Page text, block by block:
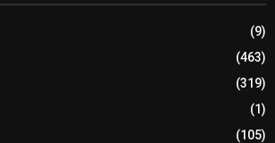
(9)
(463)
(319)
(1)
(105)